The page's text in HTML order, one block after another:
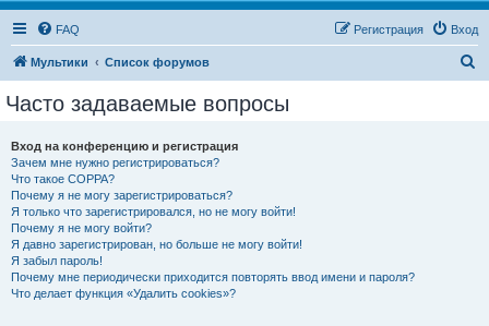
FAQ Вход
Регистрация
Мультики Список форумов
Часто задаваемые вопросы
Вход на конференцию и регистрация
Зачем мне нужно регистрироваться?
Что такое COPPA?
Почему я не могу зарегистрироваться?
Я только что зарегистрировался, но не могу войти!
Почему я не могу войти?
Я давно зарегистрирован, но больше не могу войти!
Я забыл пароль!
Почему мне периодически приходится повторять ввод имени и пароля?
Что делает функция «Удалить cookies»?